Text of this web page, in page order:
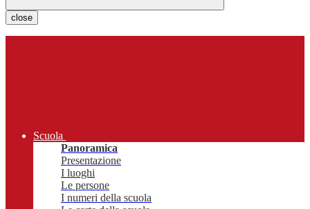
close
Scuola
Panoramica
Presentazione
I luoghi
Le persone
I numeri della scuola